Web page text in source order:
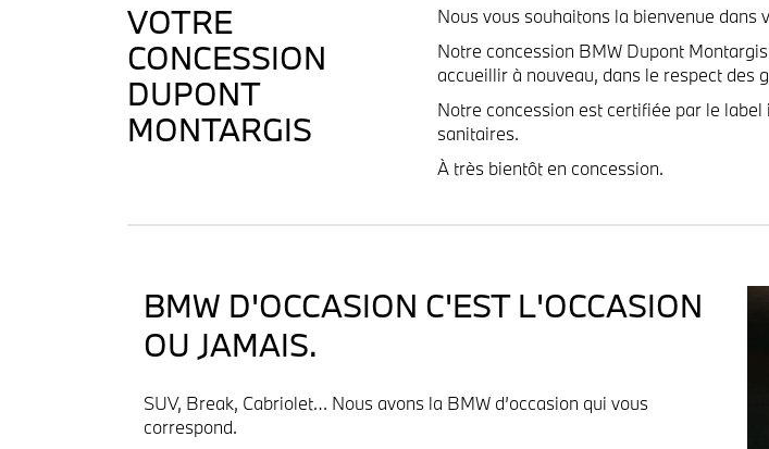
VOTRE
CONCESSION
DUPONT
MONTARGIS
Nous vous souhaitons la bienvenue dans
Notre concession BMW Dupont
accueillir à nouveau, dans le respect des
Notre concession est certifiée par le
sanitaires.
À très bientôt en concession.
BMW D'OCCASION C'EST L'OCCASION
OU JAMAIS.
SUV, Break, Cabriolet… Nous avons la BMW d’occasion qui vous
correspond.